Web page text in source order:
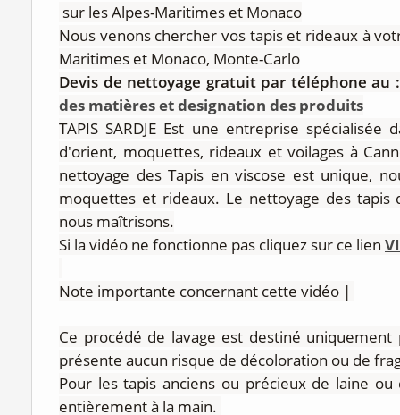
sur les Alpes-Maritimes et Monaco
Nous venons chercher vos tapis et rideaux à
Maritimes et Monaco, Monte-Carlo
Devis de nettoyage gratuit par téléphone au
des matières et designation des produits
TAPIS SARDJE Est une entreprise
d'orient, moquettes, rideaux et voilages à
nettoyage des Tapis en viscose est unique,
moquettes et rideaux. Le nettoyage des
nous maîtrisons.
Si la vidéo ne fonctionne pas cliquez sur ce lien
Note importante concernant cette vidéo |
Ce procédé de lavage est destiné
présente aucun risque de décoloration ou de
Pour les tapis anciens ou précieux de laine
entièrement à la main.